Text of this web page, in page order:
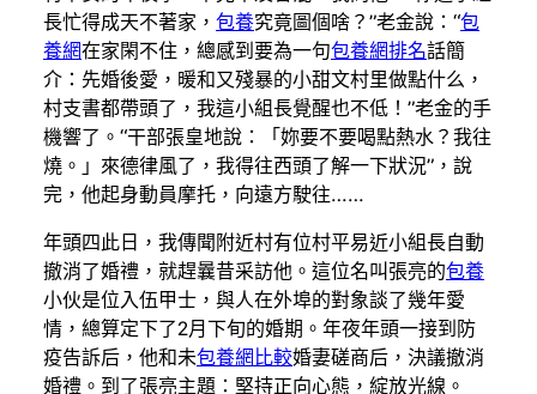
長忙得成天不著家， 包養究竟圖個啥？”老金說：“包
養網在家閑不住，總感到要為一句包養網排名話簡
介：先婚後愛，暖和又殘暴的小甜文村里做點什么，
村支書都帶頭了，我這小組長覺醒也不低！”老金的手
機響了。“干部張皇地說：「妳要不要喝點熱水？我往
燒。」來德律風了，我得往西頭了解一下狀況”，說
完，他起身動員摩托，向遠方駛往……
年頭四此日，我傳聞附近村有位村平易近小組長自動
撤消了婚禮，就趕曩昔采訪他。這位名叫張亮的包養
小伙是位入伍甲士，與人在外埠的對象談了幾年愛
情，總算定下了2月下旬的婚期。年夜年頭一接到防
疫告訴后，他和未包養網比較婚妻磋商后，決議撤消
婚禮。到了張亮主題：堅持正向心態，綻放光線。